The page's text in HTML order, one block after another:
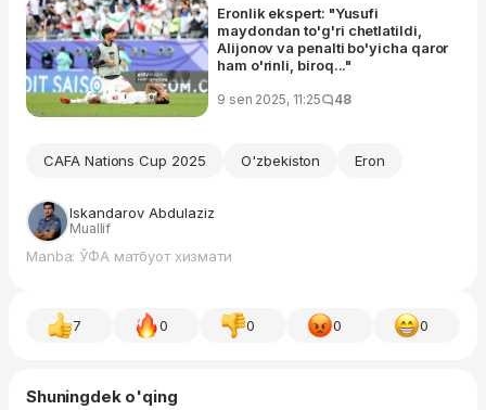
Eronlik ekspert: "Yusufi
maydondan to'g'ri chetlatildi,
Alijonov va penalti bo'yicha qaror
ham o'rinli, biroq..."
9 sen 2025, 11:25 48
CAFA Nations Cup 2025 O'zbekiston Eron
Iskandarov Abdulaziz
Muallif
Manba: ЎФА матбуот хизмати
7 0 0 0 0
Shuningdek o'qing